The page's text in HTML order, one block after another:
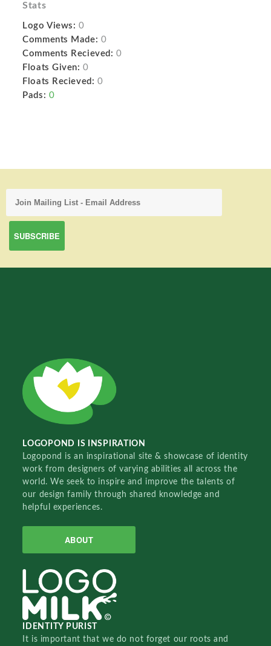
Stats
Logo Views: 0
Comments Made: 0
Comments Recieved: 0
Floats Given: 0
Floats Recieved: 0
Pads: 0
LOGOPOND IS INSPIRATION
Logopond is an inspirational site & showcase of identity
work from designers of varying abilities all across the
world. We seek to inspire and improve the talents of
our design family through shared knowledge and
helpful experiences.
ABOUT
IDENTITY PURIST
It is important that we do not forget our roots and